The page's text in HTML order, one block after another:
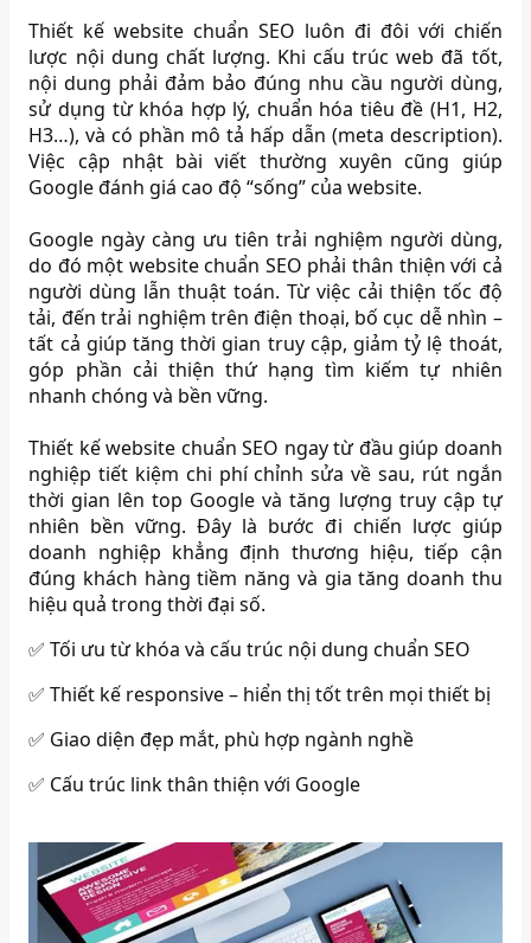
Thiết kế website chuẩn SEO luôn đi đôi với chiến
lược nội dung chất lượng. Khi cấu trúc web đã tốt,
nội dung phải đảm bảo đúng nhu cầu người dùng,
sử dụng từ khóa hợp lý, chuẩn hóa tiêu đề (H1, H2,
H3…), và có phần mô tả hấp dẫn (meta description).
Việc cập nhật bài viết thường xuyên cũng giúp
Google đánh giá cao độ “sống” của website.
Google ngày càng ưu tiên trải nghiệm người dùng,
do đó một website chuẩn SEO phải thân thiện với cả
người dùng lẫn thuật toán. Từ việc cải thiện tốc độ
tải, đến trải nghiệm trên điện thoại, bố cục dễ nhìn –
tất cả giúp tăng thời gian truy cập, giảm tỷ lệ thoát,
góp phần cải thiện thứ hạng tìm kiếm tự nhiên
nhanh chóng và bền vững.
Thiết kế website chuẩn SEO ngay từ đầu giúp doanh
nghiệp tiết kiệm chi phí chỉnh sửa về sau, rút ngắn
thời gian lên top Google và tăng lượng truy cập tự
nhiên bền vững. Đây là bước đi chiến lược giúp
doanh nghiệp khẳng định thương hiệu, tiếp cận
đúng khách hàng tiềm năng và gia tăng doanh thu
hiệu quả trong thời đại số.
✅ Tối ưu từ khóa và cấu trúc nội dung chuẩn SEO
✅ Thiết kế responsive – hiển thị tốt trên mọi thiết bị
✅ Giao diện đẹp mắt, phù hợp ngành nghề
✅ Cấu trúc link thân thiện với Google